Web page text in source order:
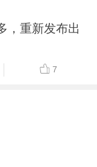
，重新发布出
7